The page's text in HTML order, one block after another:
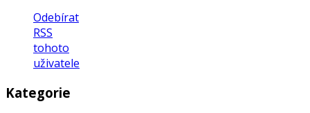
Odebírat
RSS
tohoto
uživatele
Kategorie